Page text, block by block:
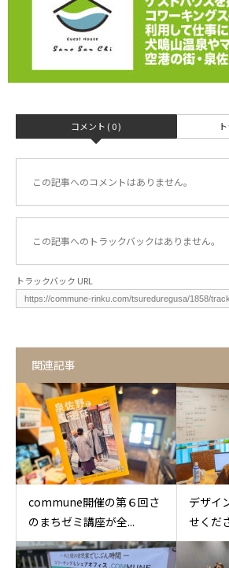
コメント ( 0 )
この記事へのコメントはありません。
この記事へのトラックバックはありません。
トラックバック URL
関連記事
commune開催の第６回さ
のまちゼミ講座が全...
デザイ
せくだ